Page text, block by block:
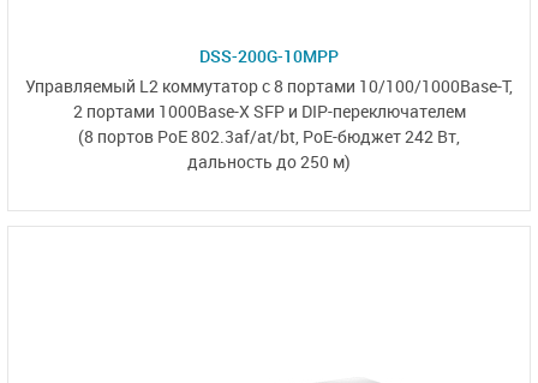
DSS-200G-10MPP
Управляемый L2 коммутатор с8 портами 10/100/1000Base-T,
2 портами 1000Base-X SFPи DIP-переключателем
(8 портов PoE 802.3af/at/bt, PoE-бюджет 242 Вт,
дальность до 250 м)